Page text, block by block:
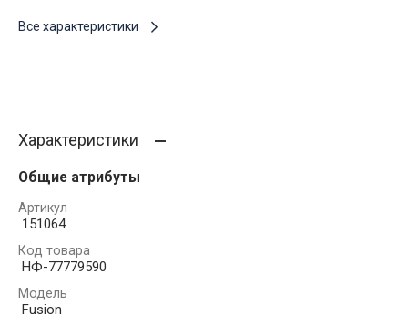
Все характеристики
Характеристики
Общие атрибуты
Артикул
151064
Код товара
НФ-77779590
Модель
Fusion